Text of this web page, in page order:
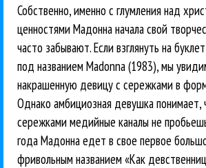
Собственно, именно с глумления над
ценностями Мадонна начала свой
часто забывают. Если взглянуть на
под названием Madonna (1983), мы
накрашенную девицу с сережками в
Однако амбициозная девушка
сережками медийные каналы не
года Мадонна едет в свое первое
фривольным названием «Как